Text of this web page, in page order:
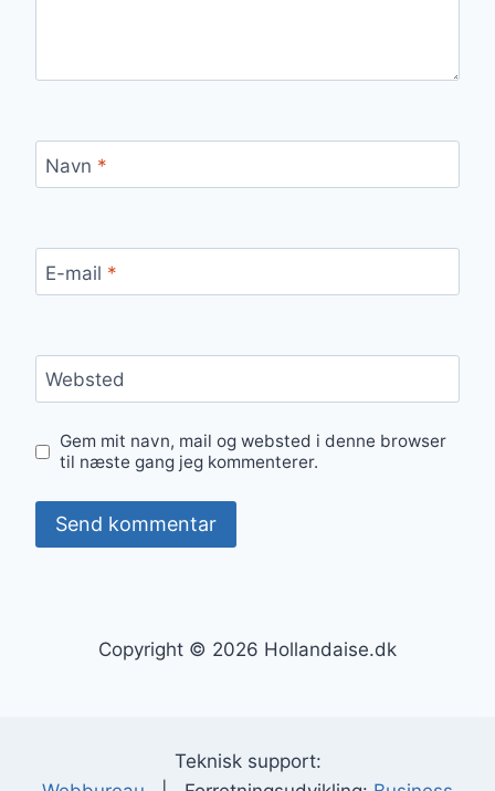
Navn *
E-mail *
Websted
Gem mit navn, mail og websted i denne browser
til næste gang jeg kommenterer.
Copyright © 2026 Hollandaise.dk
Teknisk support: